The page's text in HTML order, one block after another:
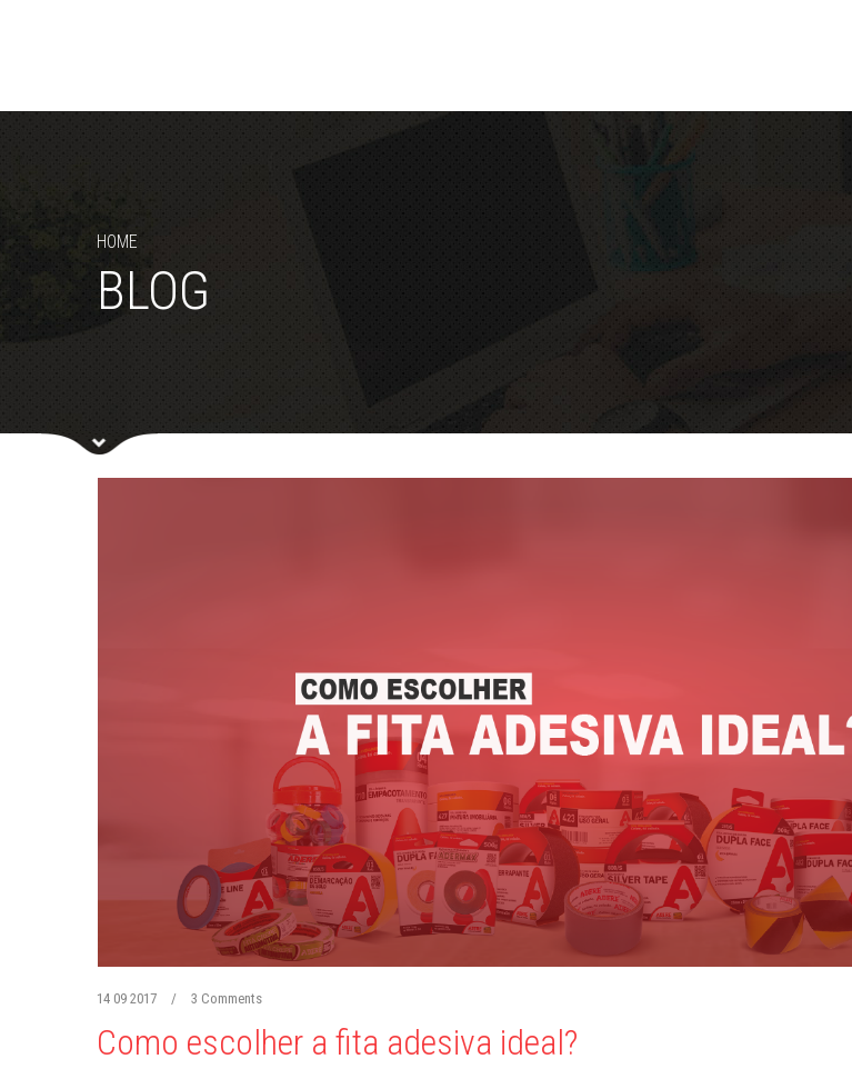
HOME
BLOG
14 09 2017 / 3 Comments
Como escolher a fita adesiva ideal?